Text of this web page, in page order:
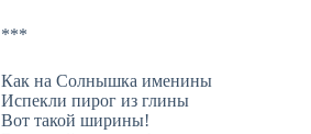
***
Как на Солнышка именины
Испекли пирог из глины
Вот такой ширины!